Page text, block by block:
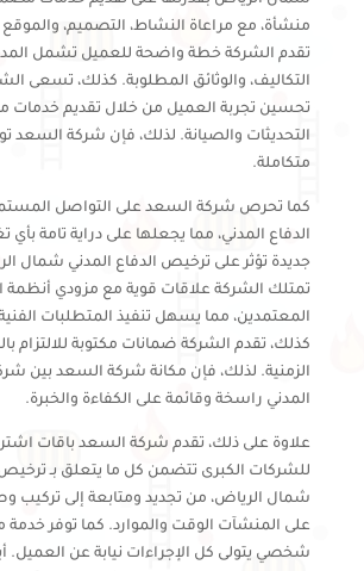
منشأة، مع مراعاة النشاط، التصميم،
تقدم الشركة خطة واضحة للعميل تشمل المدة
التكاليف، والوثائق المطلوبة. كذلك، تسعى
تحسين تجربة العميل من خلال تقديم خدمات
التحديثات والصيانة. لذلك، فإن شركة السعد
متكاملة.
كما تحرص شركة السعد على التواصل
الدفاع المدني، مما يجعلها على دراية تامة بأي
جديدة تؤثر على ترخيص الدفاع المدني شمال
تمتلك الشركة علاقات قوية مع مزودي أنظمة
المعتمدين، مما يسهل تنفيذ المتطلبات
كذلك، تقدم الشركة ضمانات مكتوبة للالتزام
الزمنية. لذلك، فإن مكانة شركة السعد بين
المدني راسخة وقائمة على الكفاءة والخبرة.
علاوة على ذلك، تقدم شركة السعد باقات
للشركات الكبرى تتضمن كل ما يتعلق بـ ترخيص
شمال الرياض، من تجديد ومتابعة إلى تركيب
على المنشآت الوقت والموارد. كما توفر
شخصي يتولى كل الإجراءات نيابة عن العميل.